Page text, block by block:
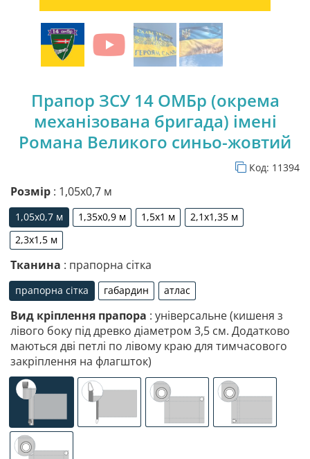
Прапор ЗСУ 14 ОМБр (окрема
механізована бригада) імені
Романа Великого синьо-жовтий
Код: 11394
Розмір : 1,05х0,7 м
1,05х0,7 м
1,05х0,7 м
1,35х0,9 м
1,35х0,9 м
1,5х1 м
1,5х1 м
2,1х1,35 м
2,1х1,35 м
2,3х1,5 м
2,3х1,5 м
Тканина : прапорна сітка
прапорна сітка
прапорна сітка
габардин
габардин
атлас
атлас
Вид кріплення прапора : універсальне (кишеня з
лівого боку під древко діаметром 3,5 см. Додатково
маються дві петлі по лівому краю для тимчасового
закріплення на флагшток)